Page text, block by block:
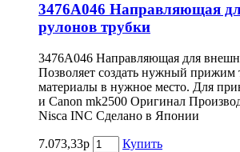
3476A046 Направляющая
рулонов трубки
3476A046 Направляющая для
Позволяет создать нужный прижим
материалы в нужное место. Для
и Canon mk2500 Оригинал
Nisca INC Сделано в Японии
7.073,33р
Купить